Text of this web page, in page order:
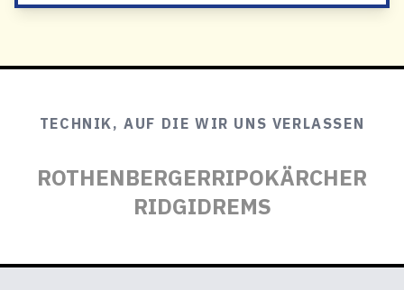
TECHNIK, AUF DIE WIR UNS VERLASSEN
ROTHENBERGERRIPOKÄRCHER
RIDGIDREMS